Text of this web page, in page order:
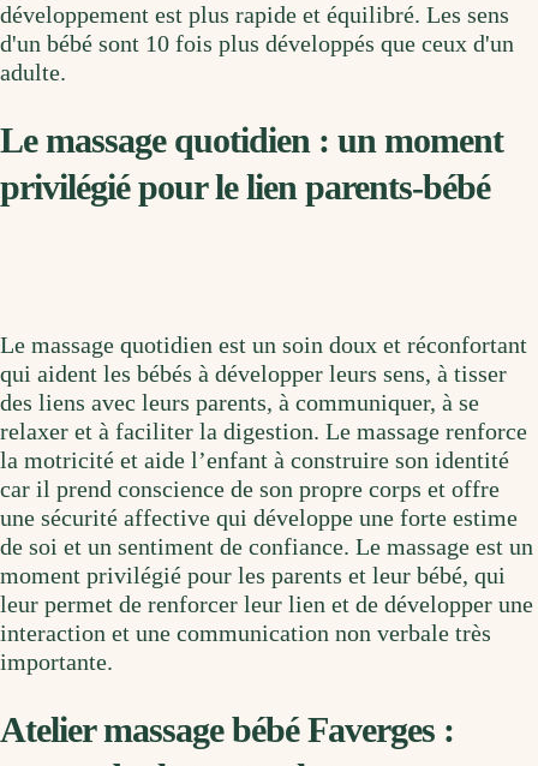
développement est plus rapide et équilibré. Les sens
d'un bébé sont 10 fois plus développés que ceux d'un
adulte.
Le massage quotidien : un moment
privilégié pour le lien parents-bébé
Le massage quotidien est un soin doux et réconfortant
qui aident les bébés à développer leurs sens, à tisser
des liens avec leurs parents, à communiquer, à se
relaxer et à faciliter la digestion. Le massage renforce
la motricité et aide l’enfant à construire son identité
car il prend conscience de son propre corps et offre
une sécurité affective qui développe une forte estime
de soi et un sentiment de confiance. Le massage est un
moment privilégié pour les parents et leur bébé, qui
leur permet de renforcer leur lien et de développer une
interaction et une communication non verbale très
importante.
Atelier massage bébé Faverges :